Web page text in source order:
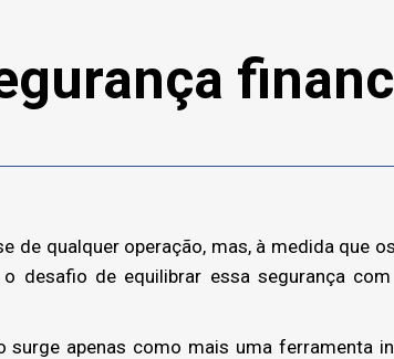
de qualquer operação, mas, à medida que
desafio de equilibrar essa segurança
apenas como mais uma ferramenta